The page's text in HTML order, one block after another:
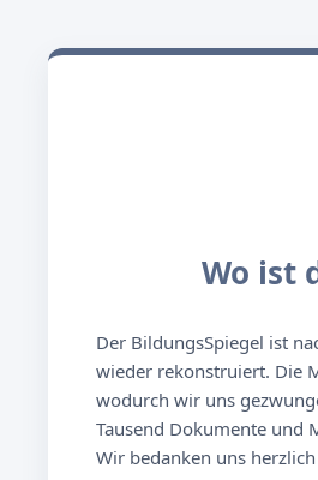
Wo ist
Der BildungsSpiegel ist
wieder rekonstruiert. Die
wodurch wir uns
Tausend Dokumente und
Wir bedanken uns